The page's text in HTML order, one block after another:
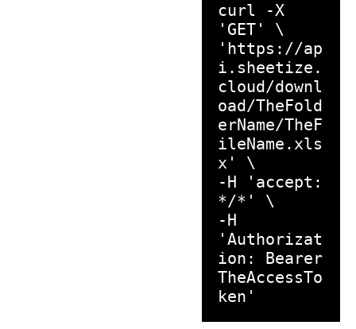
curl -X
'GET' \
'https://ap
i.sheetize.
cloud/downl
oad/TheFold
erName/TheF
ileName.xls
x' \
-H 'accept:
*/*' \
-H
'Authorizat
ion: Bearer
TheAccessTo